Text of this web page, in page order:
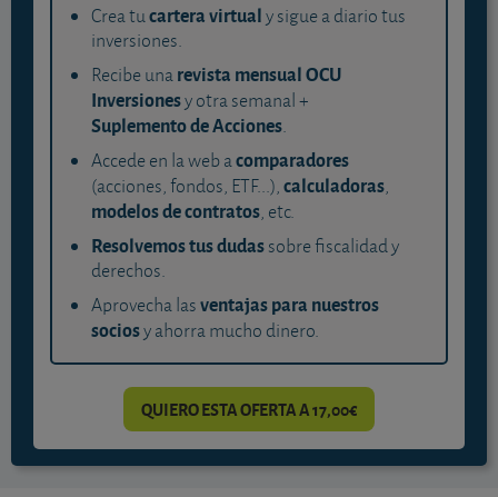
Crea tucartera virtualy sigue a diario tus
inversiones.
Recibe unarevista mensual OCU
Inversionesy otra semanal +
Suplemento de Acciones.
Accede en la web acomparadores
(acciones, fondos, ETF...),calculadoras,
modelos de contratos, etc.
Resolvemos tus dudassobre fiscalidad y
derechos.
Aprovecha lasventajas para nuestros
sociosy ahorra mucho dinero.
QUIERO ESTA OFERTA A 17,00€